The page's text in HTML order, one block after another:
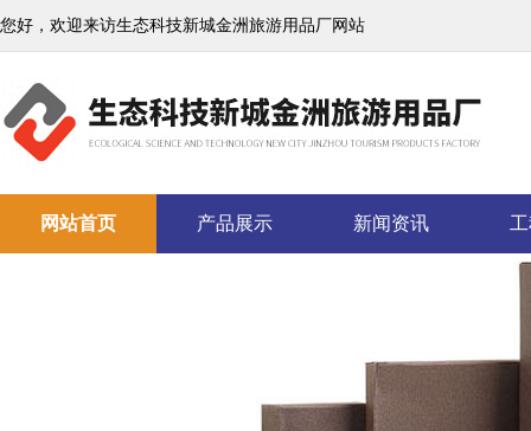
您好，欢迎来访生态科技新城金洲旅游用品厂网站
网站首页 产品展示 新闻资讯